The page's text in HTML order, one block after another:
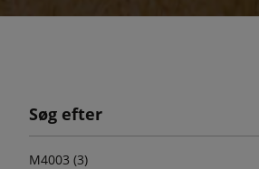
Søg efter
M4003 (3)